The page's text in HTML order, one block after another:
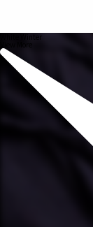
White Winter